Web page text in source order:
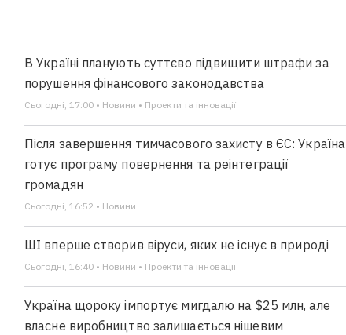
В Україні планують суттєво підвищити штрафи за
порушення фінансового законодавства
Сьогодні, 17:00 • Новини • Проекти та інновації
Після завершення тимчасового захисту в ЄС: Україна
готує програму повернення та реінтеграції
громадян
Сьогодні, 16:52 • Новини
ШІ вперше створив віруси, яких не існує в природі
Сьогодні, 16:40 • Новини • Проекти та інновації
Україна щороку імпортує мигдалю на $25 млн, але
власне виробництво залишається нішевим